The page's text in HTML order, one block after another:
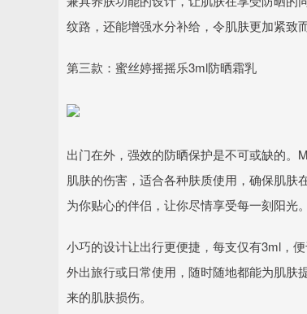
纹路，还能增强水分补给，令肌肤更加紧致
第三款：蜜丝婷摇摇乐3ml防晒霜乳
出门在外，强效的防晒保护是不可或缺的。
肌肤的伤害，适合各种肤质使用，确保肌肤
为你贴心的伴侣，让你尽情享受每一刻阳光。
小巧的设计让出行更便捷，每支仅有3ml，
外出旅行或日常使用，随时随地都能为肌肤
来的肌肤损伤。